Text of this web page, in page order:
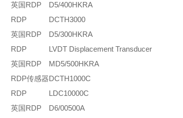
英国RDP
D5/400HKRA
RDP
DCTH3000
英国RDP
D5/300HKRA
RDP
LVDT Displacement Transducer
英国RDP
MD5/500HKRA
RDP传感器DCTH1000C
RDP
LDC10000C
英国RDP
D6/00500A